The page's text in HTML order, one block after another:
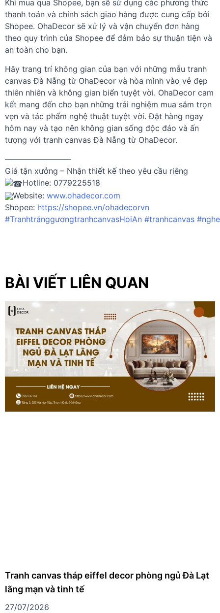
Khi mua qua Shopee, bạn sẽ sử dụng các phương thức
thanh toán và chính sách giao hàng được cung cấp bởi
Shopee. OhaDecor sẽ xử lý và vận chuyển đơn hàng
theo quy trình của Shopee để đảm bảo sự thuận tiện và
an toàn cho bạn.
Hãy trang trí không gian của bạn với những mẫu tranh
canvas Đà Nẵng từ OhaDecor và hòa mình vào vẻ đẹp
thiên nhiên và không gian biển tuyệt vời. OhaDecor cam
kết mang đến cho bạn những trải nghiệm mua sắm trọn
vẹn và tác phẩm nghệ thuật tuyệt vời. Đặt hàng ngay
hôm nay và tạo nên không gian sống độc đáo và ấn
tượng với tranh canvas Đà Nẵng từ OhaDecor.
————————-
Giá tận xưởng – Nhận thiết kế theo yêu cầu riêng
Hotline: 0779225518
Website: www.ohadecor.com
Shopee: https://shopee.vn/ohadecorvn
#TranhtránggươngtranhcanvasHoiAn #tranhcanvas
BÀI VIẾT LIÊN QUAN
Tranh canvas tháp eiffel decor phòng ngủ Đà Lạt
lãng mạn và tinh tế
27/07/2026